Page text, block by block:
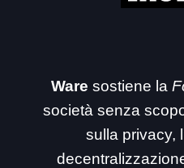
Ware sostiene la
società senza
sulla privacy,